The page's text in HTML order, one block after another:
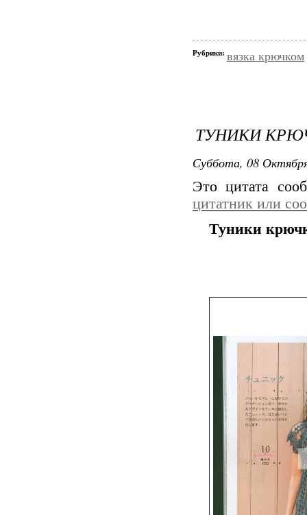
Рубрики: вязка крючком
ТУНИКИ
Суббота, 08
Это цитата
цитатник или
Туники